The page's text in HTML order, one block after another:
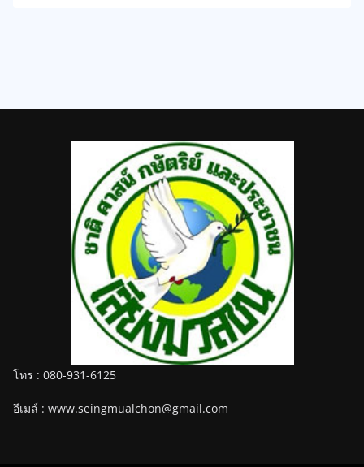
โทร : 080-931-6125
อีเมล์ : www.seingmualchon@gmail.com